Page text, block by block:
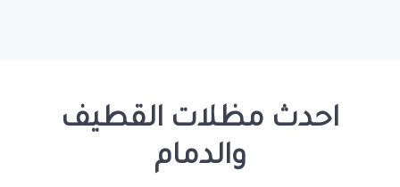
احدث مظلات القطيف
والدمام